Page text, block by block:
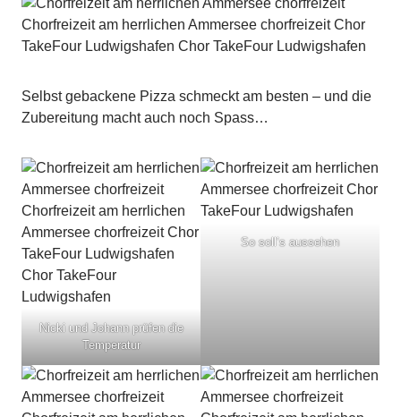
Selbst gebackene Pizza schmeckt am besten – und die
Zubereitung macht auch noch Spass…
Nicki und Johann prüfen die
Temperatur
So soll’s aussehen